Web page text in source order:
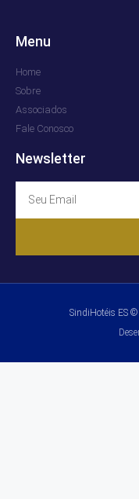
Menu
Home
Sobre
Associados
Fale Conosco
Newsletter
SindiHotéis ES